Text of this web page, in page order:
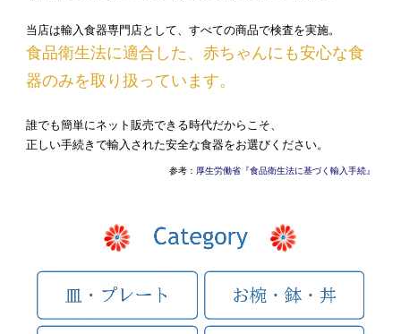
当店は輸入食器専門店として、すべての商品で検査を実施。
食品衛生法に適合した、赤ちゃんにも安心な食
器のみを取り扱っています。
誰でも簡単にネット販売できる時代だからこそ、
正しい手続きで輸入された安全な食器をお選びください。
参考： 厚生労働省『食品衛生法に基づく輸入手続』